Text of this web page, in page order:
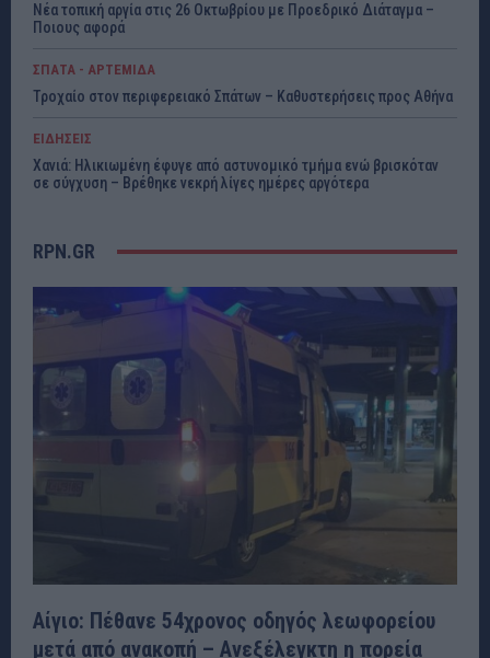
Νέα τοπική αργία στις 26 Οκτωβρίου με Προεδρικό Διάταγμα –
Ποιους αφορά
ΣΠΑΤΑ - ΑΡΤΕΜΙΔΑ
Τροχαίο στον περιφερειακό Σπάτων – Καθυστερήσεις προς Αθήνα
ΕΙΔΗΣΕΙΣ
Χανιά: Ηλικιωμένη έφυγε από αστυνομικό τμήμα ενώ βρισκόταν
σε σύγχυση – Βρέθηκε νεκρή λίγες ημέρες αργότερα
RPN.GR
Αίγιο: Πέθανε 54χρονος οδηγός λεωφορείου
μετά από ανακοπή – Ανεξέλεγκτη η πορεία